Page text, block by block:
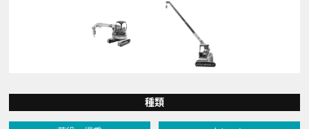
種類